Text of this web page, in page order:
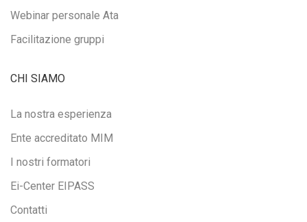
Webinar personale Ata
Facilitazione gruppi
CHI SIAMO
La nostra esperienza
Ente accreditato MIM
I nostri formatori
Ei-Center EIPASS
Contatti